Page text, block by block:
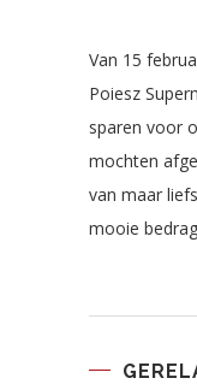
Van 15
Poiesz
sparen voor
mochten
van maar
mooie